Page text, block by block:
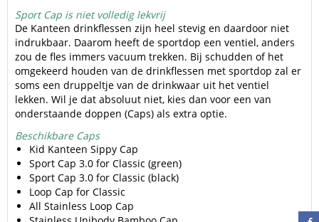
Sport Cap is niet volledig lekvrij
De Kanteen drinkflessen zijn heel stevig en daardoor niet
indrukbaar. Daarom heeft de sportdop een ventiel, anders
zou de fles immers vacuum trekken. Bij schudden of het
omgekeerd houden van de drinkflessen met sportdop zal er
soms een druppeltje van de drinkwaar uit het ventiel
lekken. Wil je dat absoluut niet, kies dan voor een van
onderstaande doppen (Caps) als extra optie.
Beschikbare Caps
Kid Kanteen Sippy Cap
Sport Cap 3.0 for Classic (green)
Sport Cap 3.0 for Classic (black)
Loop Cap for Classic
All Stainless Loop Cap